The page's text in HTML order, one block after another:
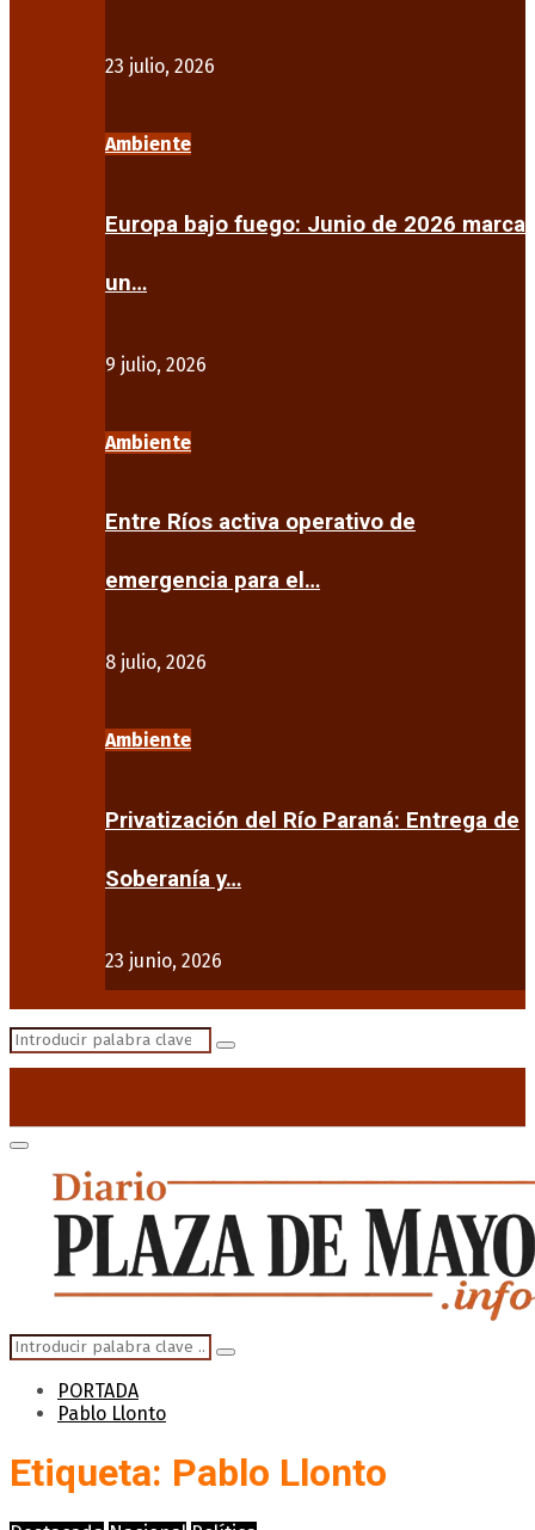
23 julio, 2026
Ambiente
Europa bajo fuego: Junio de 2026 marca
un…
9 julio, 2026
Ambiente
Entre Ríos activa operativo de
emergencia para el…
8 julio, 2026
Ambiente
Privatización del Río Paraná: Entrega de
Soberanía y…
23 junio, 2026
Search
Search
Primary
Menu
Search
for:
Search
PORTADA
Pablo Llonto
Etiqueta: Pablo Llonto